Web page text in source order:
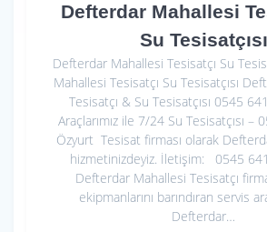
Defterdar Mahallesi
Su Tesisatçısı
Defterdar Mahallesi Tesisatçı Su
Mahallesi Tesisatçı Su Tesisatçısı
Tesisatçı & Su Tesisatçısı 0545
Araçlarımız ile 7/24 Su Tesisatçısı –
Özyurt Tesisat firması olarak
hizmetinizdeyiz. İletişim: 0545
Defterdar Mahallesi Tesisatçı
ekipmanlarını barındıran servis
Defterdar…